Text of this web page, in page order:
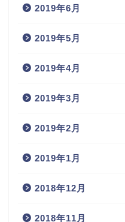
2019年6月
2019年5月
2019年4月
2019年3月
2019年2月
2019年1月
2018年12月
2018年11月